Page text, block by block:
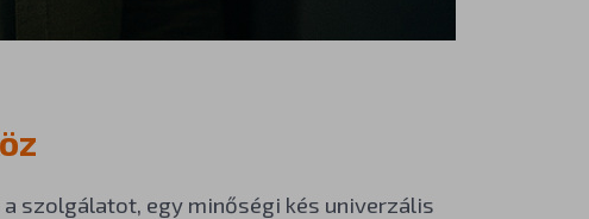
szolgálatot, egy minőségi kés univerzális